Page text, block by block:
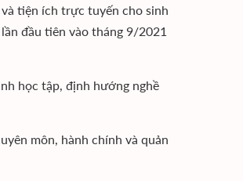
tiện ích trực tuyến cho sinh
đầu tiên vào tháng 9/2021
học tập, định hướng nghề
môn, hành chính và quản